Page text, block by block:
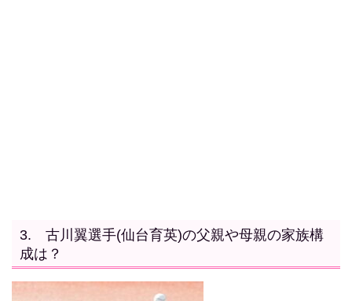
3. 古川翼選手(仙台育英)の父親や母親の家族構
成は？